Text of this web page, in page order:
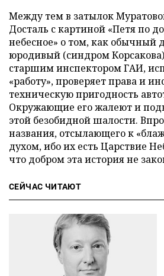
Между тем в затылок
Досталь с картиной «Петя по
небесное» о том, как обычный
юродивый (синдром
старшим инспектором ГАИ,
«работу», проверяет права и
техническую пригодность
Окружающие его жалеют и
этой безобидной шалости.
названия, отсылающего к
духом, ибо их есть Царствие
что добром эта история не
СЕЙЧАС ЧИТАЮТ